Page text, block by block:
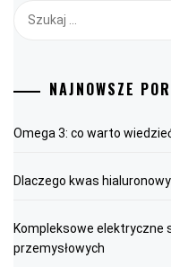
NAJNOWSZE
Omega 3: co warto
Dlaczego kwas
Kompleksowe elektryczne
przemysłowych